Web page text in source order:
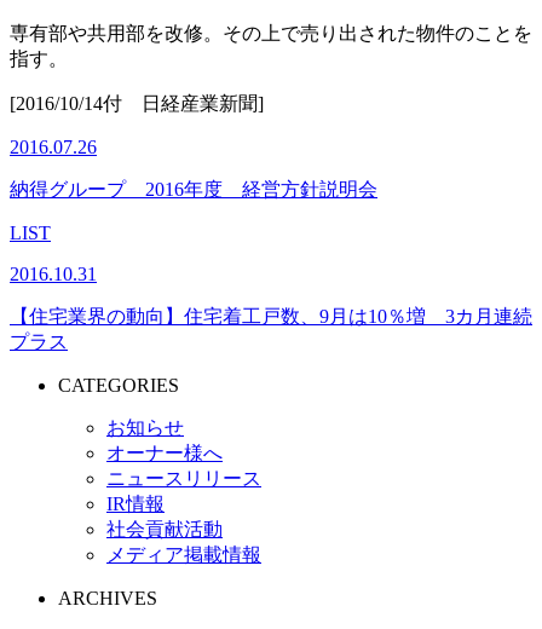
専有部や共用部を改修。その上で売り出された物件のことを
指す。
[2016/10/14付 日経産業新聞]
2016.07.26
納得グループ 2016年度 経営方針説明会
LIST
2016.10.31
【住宅業界の動向】住宅着工戸数、9月は10％増 3カ月連続
プラス
CATEGORIES
お知らせ
オーナー様へ
ニュースリリース
IR情報
社会貢献活動
メディア掲載情報
ARCHIVES